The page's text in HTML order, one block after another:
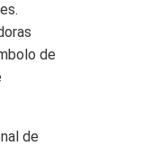
de
de